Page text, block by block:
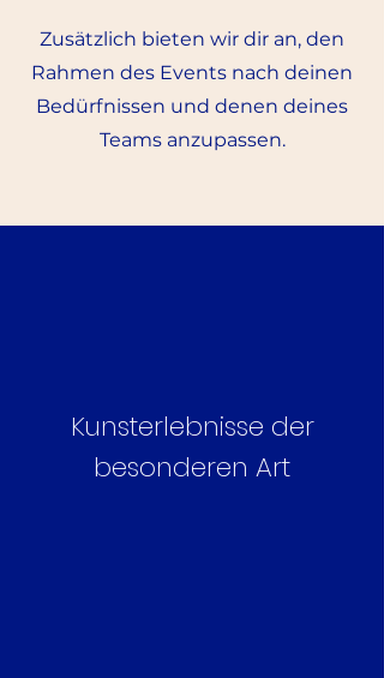
Zusätzlich bieten wir dir an, den
Rahmen des Events nach deinen
Bedürfnissen und denen deines
Teams anzupassen.
Kunsterlebnisse der
besonderen Art